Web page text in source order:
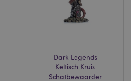
Dark Legends
Keltisch Kruis
Schatbewaarder